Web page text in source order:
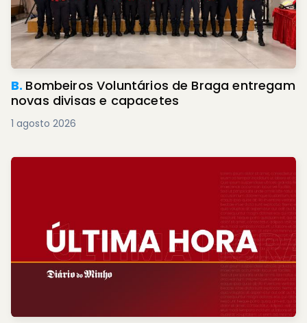
B. Bombeiros Voluntários de Braga entregam
novas divisas e capacetes
1 agosto 2026